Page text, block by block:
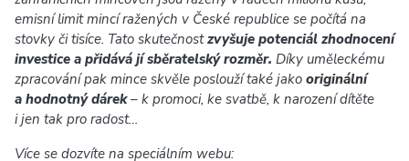
emisní limit mincí ražených v České republice se počítá na
stovky či tisíce. Tato skutečnostzvyšuje potenciál zhodnocení
investice a přidává jí sběratelský rozměr. Díky uměleckému
zpracování pak mince skvěle poslouží také jako originální
a hodnotný dárek– k promoci, ke svatbě, k narození dítěte
i jen tak pro radost…
Více se dozvíte na speciálním webu: